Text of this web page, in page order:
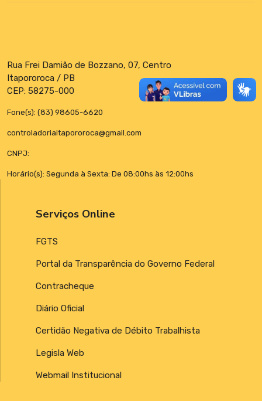
Rua Frei Damião de Bozzano, 07, Centro
Itapororoca / PB
CEP: 58275-000
Fone(s): (83) 98605-6620
controladoriaitapororoca@gmail.com
CNPJ:
Horário(s): Segunda à Sexta: De 08:00hs às 12:00hs
Serviços Online
FGTS
Portal da Transparência do Governo Federal
Contracheque
Diário Oficial
Certidão Negativa de Débito Trabalhista
Legisla Web
Webmail Institucional